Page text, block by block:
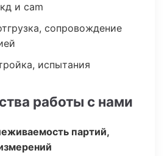
и cam
сопровождение
испытания
работы с нами
партий,